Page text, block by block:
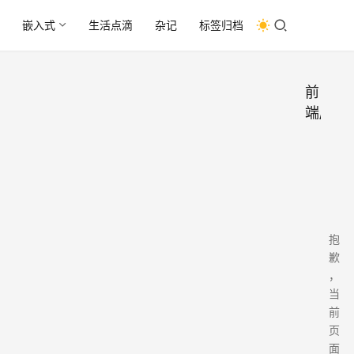
嵌入式 生活点滴 杂记 标签归档
前
端/
抱
歉
，
当
前
页
面